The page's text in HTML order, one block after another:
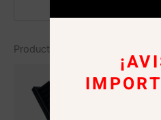
Productos relacionados